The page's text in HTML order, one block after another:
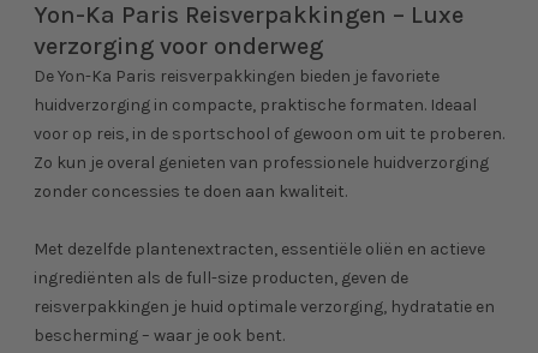
Yon-Ka Paris Reisverpakkingen – Luxe
verzorging voor onderweg
De Yon-Ka Paris reisverpakkingen bieden je favoriete
huidverzorging in compacte, praktische formaten. Ideaal
voor op reis, in de sportschool of gewoon om uit te proberen.
Zo kun je overal genieten van professionele huidverzorging
zonder concessies te doen aan kwaliteit.
Met dezelfde plantenextracten, essentiële oliën en actieve
ingrediënten als de full-size producten, geven de
reisverpakkingen je huid optimale verzorging, hydratatie en
bescherming – waar je ook bent.